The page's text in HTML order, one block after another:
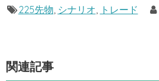
225先物 シナリオ トレード
関連記事